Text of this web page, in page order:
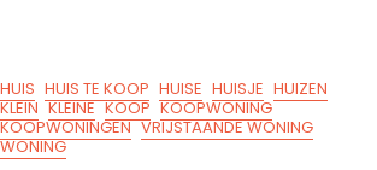
HUIS HUIS TE KOOP HUISE HUISJE HUIZEN
KLEIN KLEINE KOOP KOOPWONING
KOOPWONINGEN VRIJSTAANDE WONING
WONING